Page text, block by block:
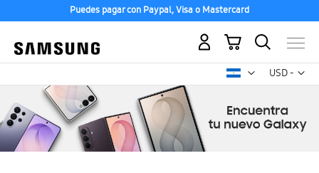
Puedes pagar con Paypal, Visa o Mastercard
USD -
dólar
Mi carrito